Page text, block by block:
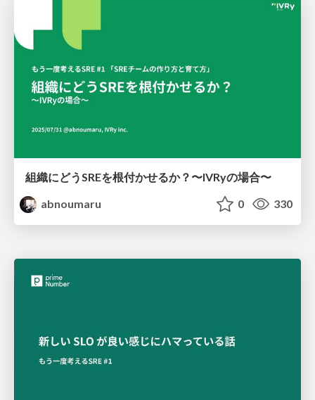
組織にどうSREを根付かせるか？〜IVRyの場合〜
abnoumaru
0 330